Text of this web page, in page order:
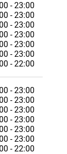
- 23:00
- 23:00
- 23:00
- 23:00
- 23:00
- 23:00
- 22:00
- 23:00
- 23:00
- 23:00
- 23:00
- 23:00
- 23:00
- 22:00